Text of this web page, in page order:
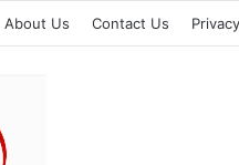
About Us Contact Us